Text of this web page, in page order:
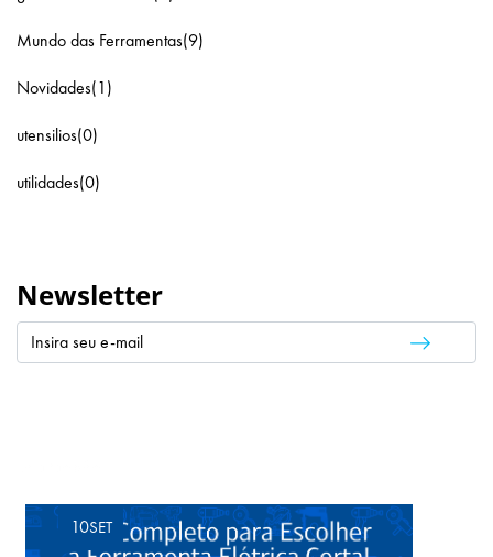
Mundo das Ferramentas(9)
Novidades(1)
utensilios(0)
utilidades(0)
Newsletter
10SET